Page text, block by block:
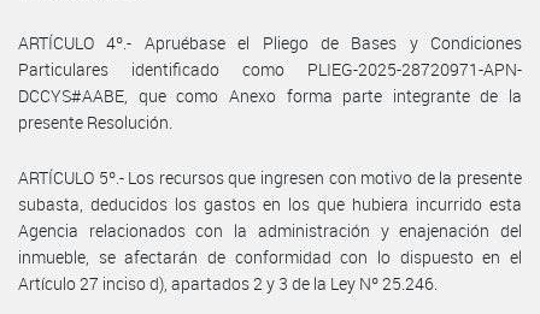
ARTÍCULO 4º.- Apruébase el Pliego de Bases y Condiciones
Particulares identificado como PLIEG-2025-28720971-APN-
DCCYS#AABE, que como Anexo forma parte integrante de la
presente Resolución.
ARTÍCULO 5º.- Los recursos que ingresen con motivo de la presente
subasta, deducidos los gastos en los que hubiera incurrido esta
Agencia relacionados con la administración y enajenación del
inmueble, se afectarán de conformidad con lo dispuesto en el
Artículo 27 inciso d), apartados 2 y 3 de la Ley Nº 25.246.